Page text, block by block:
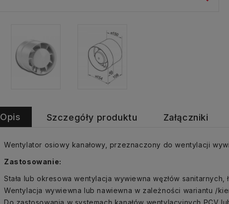
Opis Szczegóły produktu Załączniki
Wentylator osiowy kanałowy, przeznaczony do wentylacji
Zastosowanie:
Stała lub okresowa wentylacja wywiewna węzłów
Wentylacja wywiewna lub nawiewna w zależności wariantu /